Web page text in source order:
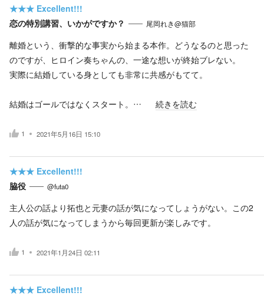
★★★ Excellent!!!
恋の特別講習、いかがですか？
尾岡れき@猫部
離婚という、衝撃的な事実から始まる本作。どうなるのと思った
のですが、ヒロイン奏ちゃんの、一途な想いが終始ブレない。
実際に結婚している身としても非常に共感がもてて。
結婚はゴールではなくスタート。… 続きを読む
1 2021年5月16日 15:10
★★★ Excellent!!!
脇役
@futa0
主人公の話より拓也と元妻の話が気になってしょうがない。この2
人の話が気になってしまうから毎回更新が楽しみです。
1 2021年1月24日 02:11
★★★ Excellent!!!